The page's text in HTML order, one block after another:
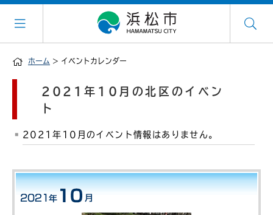
ホーム > イベントカレンダー
2021年10月の北区のイベン
ト
2021年10月のイベント情報はありません。